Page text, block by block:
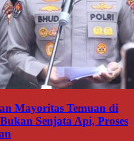
Mayoritas Temuan di
Senjata Api, Proses